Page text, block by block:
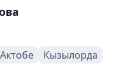
Актобе
Кызылорда